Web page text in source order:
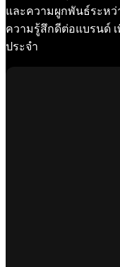
และความผูกพันธ์ระหว่
ความรู้สึกดีต่อแบรนด์
ประจำ